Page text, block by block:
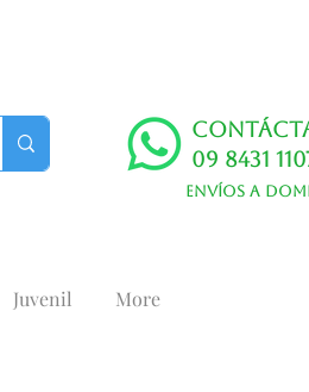
09 8431
Envíos a
Juvenil More